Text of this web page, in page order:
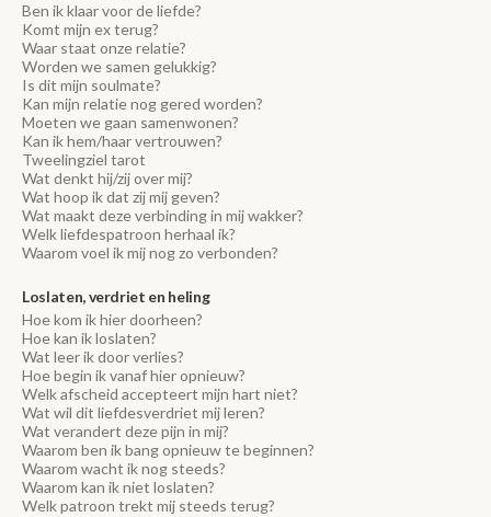
Ben ik klaar voor de liefde?
Komt mijn ex terug?
Waar staat onze relatie?
Worden we samen gelukkig?
Is dit mijn soulmate?
Kan mijn relatie nog gered worden?
Moeten we gaan samenwonen?
Kan ik hem/haar vertrouwen?
Tweelingziel tarot
Wat denkt hij/zij over mij?
Wat hoop ik dat zij mij geven?
Wat maakt deze verbinding in mij wakker?
Welk liefdespatroon herhaal ik?
Waarom voel ik mij nog zo verbonden?
Loslaten, verdriet en heling
Hoe kom ik hier doorheen?
Hoe kan ik loslaten?
Wat leer ik door verlies?
Hoe begin ik vanaf hier opnieuw?
Welk afscheid accepteert mijn hart niet?
Wat wil dit liefdesverdriet mij leren?
Wat verandert deze pijn in mij?
Waarom ben ik bang opnieuw te beginnen?
Waarom wacht ik nog steeds?
Waarom kan ik niet loslaten?
Welk patroon trekt mij steeds terug?